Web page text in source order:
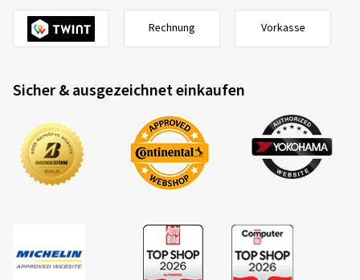
Rechnung Vorkasse
Sicher & ausgezeichnet einkaufen